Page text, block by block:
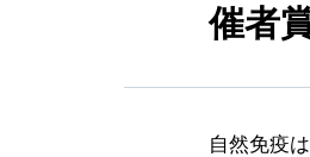
催者
自然免疫